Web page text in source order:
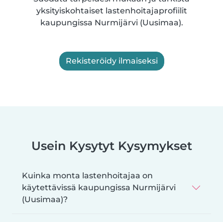
yksityiskohtaiset lastenhoitajaprofiilit
kaupungissa Nurmijärvi (Uusimaa).
Rekisteröidy ilmaiseksi
Usein Kysytyt Kysymykset
Kuinka monta lastenhoitajaa on
käytettävissä kaupungissa Nurmijärvi
(Uusimaa)?